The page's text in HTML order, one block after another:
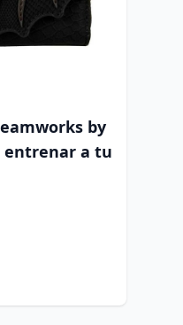
by
entrenar a tu